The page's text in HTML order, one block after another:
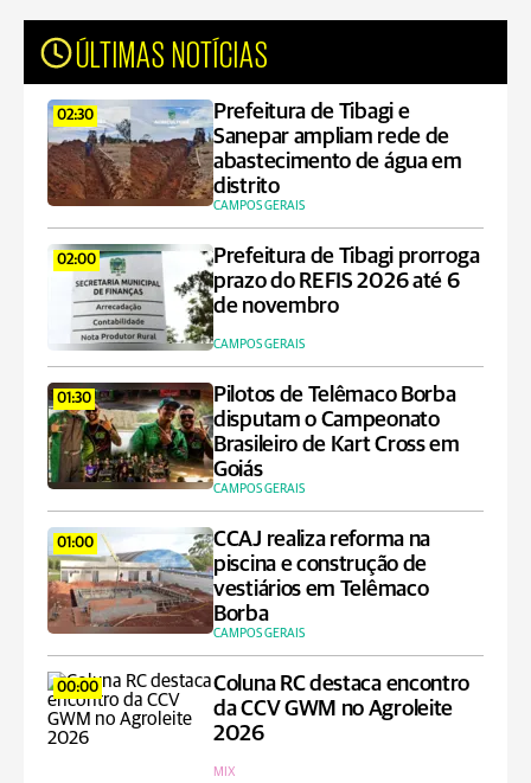
ÚLTIMAS NOTÍCIAS
02:30
Prefeitura de Tibagi e
Sanepar ampliam rede de
abastecimento de água em
distrito
CAMPOS GERAIS
02:00
Prefeitura de Tibagi prorroga
prazo do REFIS 2026 até 6
de novembro
CAMPOS GERAIS
01:30
Pilotos de Telêmaco Borba
disputam o Campeonato
Brasileiro de Kart Cross em
Goiás
CAMPOS GERAIS
01:00
CCAJ realiza reforma na
piscina e construção de
vestiários em Telêmaco
Borba
CAMPOS GERAIS
00:00
Coluna RC destaca encontro
da CCV GWM no Agroleite
2026
MIX